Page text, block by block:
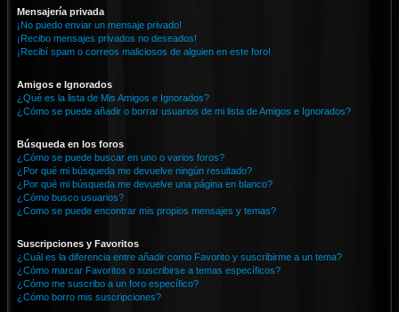
Mensajería privada
¡No puedo enviar un mensaje privado!
¡Recibo mensajes privados no deseados!
¡Recibí spam o correos maliciosos de alguien en este foro!
Amigos e Ignorados
¿Qué es la lista de Mis Amigos e Ignorados?
¿Cómo se puede añadir o borrar usuarios de mi lista de Amigos e Ignorados?
Búsqueda en los foros
¿Cómo se puede buscar en uno o varios foros?
¿Por qué mi búsqueda me devuelve ningún resultado?
¿Por qué mi búsqueda me devuelve una página en blanco?
¿Cómo busco usuarios?
¿Como se puede encontrar mis propios mensajes y temas?
Suscripciones y Favoritos
¿Cuál es la diferencia entre añadir como Favorito y suscribirme a un tema?
¿Cómo marcar Favoritos o suscribirse a temas específicos?
¿Cómo me suscribo a un foro específico?
¿Cómo borro mis suscripciones?